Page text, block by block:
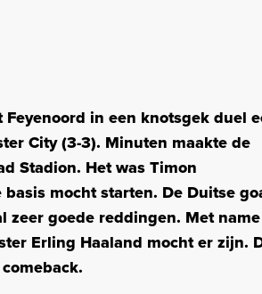
in een knotsgek duel
City (3-3). Minuten maakte de
Stadion. Het was Timon
mocht starten. De Duitse
zeer goede reddingen. Met
Erling Haaland mocht er zijn.